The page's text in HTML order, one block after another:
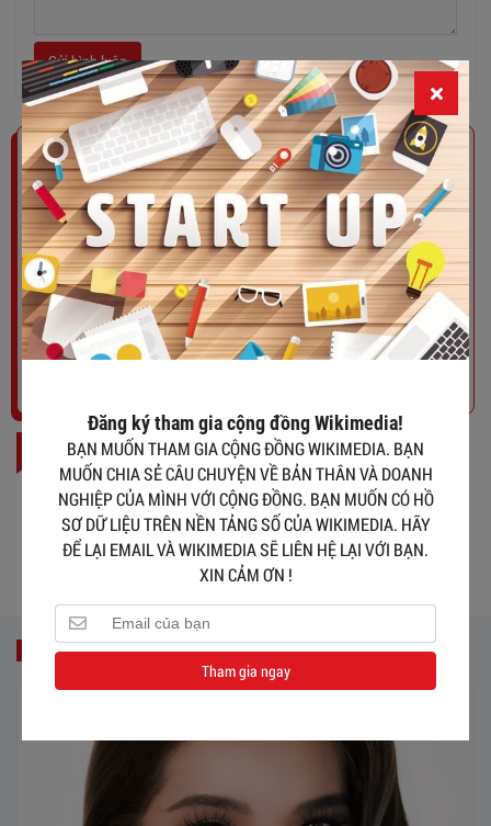
Gửi bình luận
Đăng ký tham gia cộng đồng Wikimedia!
BẠN MUỐN THAM GIA CỘNG ĐỒNG WIKIMEDIA. BẠN MUỐN
CHIA SẺ CÂU CHUYỆN VỀ BẢN THÂN VÀ DOANH NGHIỆP CỦA
MÌNH VỚI CỘNG ĐỒNG. BẠN MUỐN CÓ HỒ SƠ DỮ LIỆU TRÊN
NỀN TẢNG SỐ CỦA WIKIMEDIA. HÃY ĐỂ LẠI EMAIL VÀ
WIKIMEDIA SẼ LIÊN HỆ LẠI VỚI BẠN. XIN CẢM ƠN !
BÀI ĐỌC NHIỀU
Phạm Thị Diễm Nhi
CÙNG CHỦ ĐỀ
Đăng ký tham gia cộng đồng Wikimedia!
BẠN MUỐN THAM GIA CỘNG ĐỒNG WIKIMEDIA. BẠN
MUỐN CHIA SẺ CÂU CHUYỆN VỀ BẢN THÂN VÀ DOANH
NGHIỆP CỦA MÌNH VỚI CỘNG ĐỒNG. BẠN MUỐN CÓ HỒ
SƠ DỮ LIỆU TRÊN NỀN TẢNG SỐ CỦA WIKIMEDIA. HÃY
ĐỂ LẠI EMAIL VÀ WIKIMEDIA SẼ LIÊN HỆ LẠI VỚI BẠN.
XIN CẢM ƠN !
Tham gia ngay